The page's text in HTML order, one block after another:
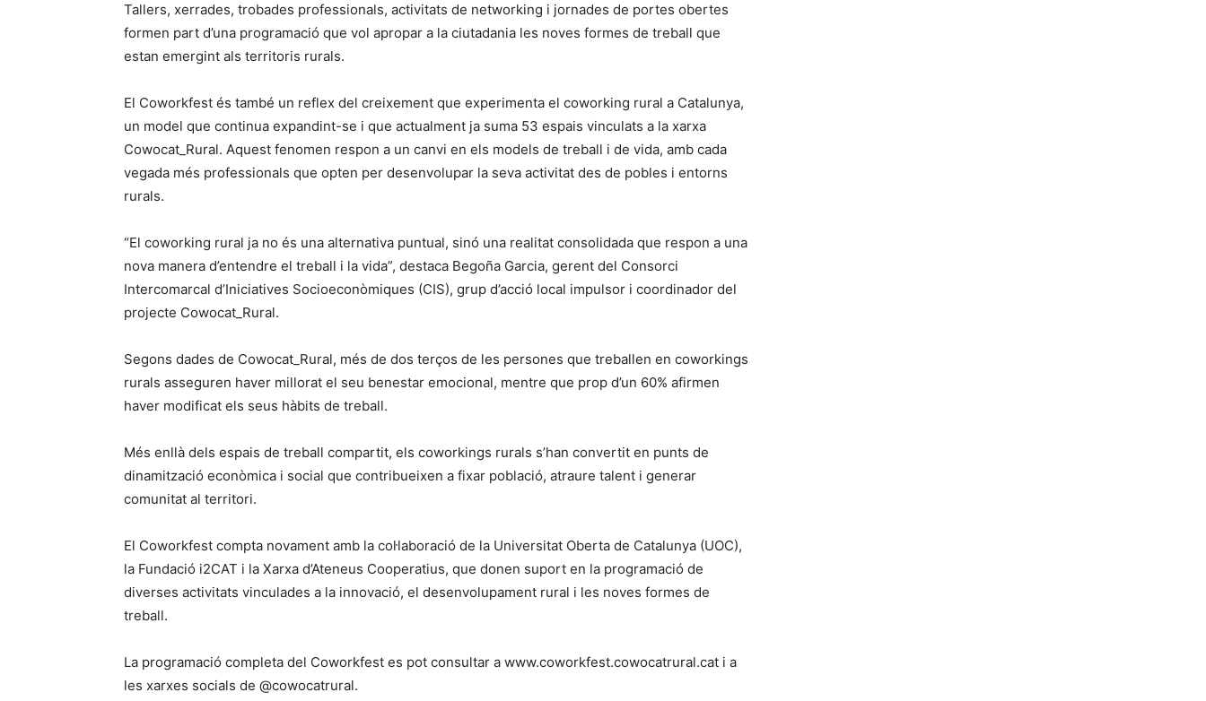
Tallers, xerrades, trobades professionals, activitats de networking i jornades de portes obertes
formen part d’una programació que vol apropar a la ciutadania les noves formes de treball que
estan emergint als territoris rurals.
El Coworkfest és també un reflex del creixement que experimenta el coworking rural a Catalunya,
un model que continua expandint-se i que actualment ja suma 53 espais vinculats a la xarxa
Cowocat_Rural. Aquest fenomen respon a un canvi en els models de treball i de vida, amb cada
vegada més professionals que opten per desenvolupar la seva activitat des de pobles i entorns
rurals.
“El coworking rural ja no és una alternativa puntual, sinó una realitat consolidada que respon a una
nova manera d’entendre el treball i la vida”, destaca Begoña Garcia, gerent del Consorci
Intercomarcal d’Iniciatives Socioeconòmiques (CIS), grup d’acció local impulsor i coordinador del
projecte Cowocat_Rural.
Segons dades de Cowocat_Rural, més de dos terços de les persones que treballen en coworkings
rurals asseguren haver millorat el seu benestar emocional, mentre que prop d’un 60% afirmen
haver modificat els seus hàbits de treball.
Més enllà dels espais de treball compartit, els coworkings rurals s’han convertit en punts de
dinamització econòmica i social que contribueixen a fixar població, atraure talent i generar
comunitat al territori.
El Coworkfest compta novament amb la col·laboració de la Universitat Oberta de Catalunya (UOC),
la Fundació i2CAT i la Xarxa d’Ateneus Cooperatius, que donen suport en la programació de
diverses activitats vinculades a la innovació, el desenvolupament rural i les noves formes de
treball.
La programació completa del Coworkfest es pot consultar a www.coworkfest.cowocatrural.cat i a
les xarxes socials de @cowocatrural.